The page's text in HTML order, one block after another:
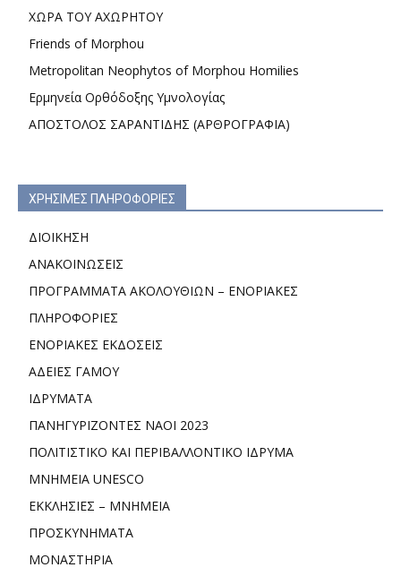
ΧΩΡΑ ΤΟΥ ΑΧΩΡΗΤΟΥ
Friends of Morphou
Metropolitan Neophytos of Morphou Homilies
Ερμηνεία Ορθόδοξης Υμνολογίας
ΑΠΟΣΤΟΛΟΣ ΣΑΡΑΝΤΙΔΗΣ (ΑΡΘΡΟΓΡΑΦΙΑ)
ΧΡΗΣΙΜΕΣ ΠΛΗΡΟΦΟΡΙΕΣ
ΔΙΟΙΚΗΣΗ
ΑΝΑΚΟΙΝΩΣΕΙΣ
ΠΡΟΓΡΑΜΜΑΤΑ ΑΚΟΛΟΥΘΙΩΝ – ΕΝΟΡΙΑΚΕΣ
ΠΛΗΡΟΦΟΡΙΕΣ
ΕΝΟΡΙΑΚΕΣ ΕΚΔΟΣΕΙΣ
ΑΔΕΙΕΣ ΓΑΜΟΥ
ΙΔΡΥΜΑΤΑ
ΠΑΝΗΓΥΡΙΖΟΝΤΕΣ ΝΑΟΙ 2023
ΠΟΛΙΤΙΣΤΙΚΟ ΚΑΙ ΠΕΡΙΒΑΛΛΟΝΤΙΚΟ ΙΔΡΥΜΑ
ΜΝΗΜΕΙΑ UNESCO
ΕΚΚΛΗΣΙΕΣ – ΜΝΗΜΕΙΑ
ΠΡΟΣΚΥΝΗΜΑΤΑ
ΜΟΝΑΣΤΗΡΙΑ